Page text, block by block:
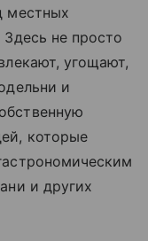
местных
не просто
угощают,
и
которые
и других